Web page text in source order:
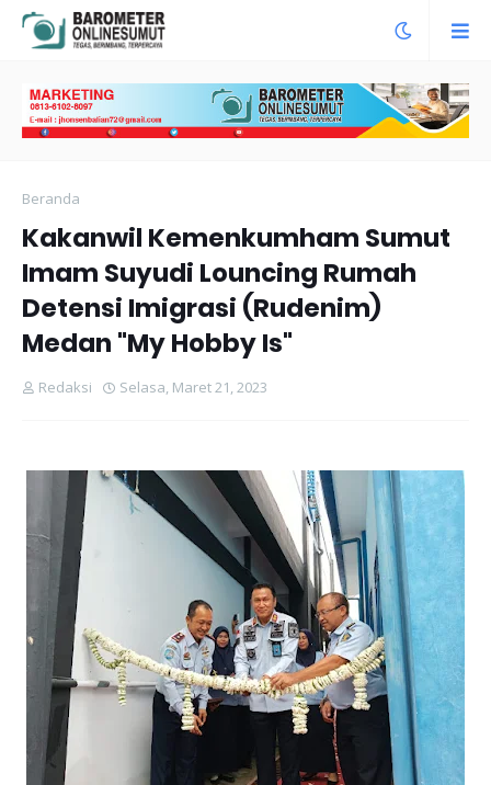
Beranda
Kakanwil Kemenkumham Sumut
Imam Suyudi Louncing Rumah
Detensi Imigrasi (Rudenim)
Medan "My Hobby Is"
Redaksi Selasa, Maret 21, 2023